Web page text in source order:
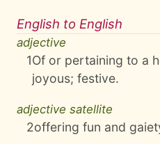
English to English
adjective
1Of or pertaining to a
joyous; festive.
adjective satellite
2offering fun and